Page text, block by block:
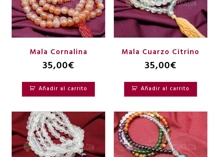
Mala Cornalina
35,00€
Añadir al carrito
Mala Cuarzo Citrino
35,00€
Añadir al carrito